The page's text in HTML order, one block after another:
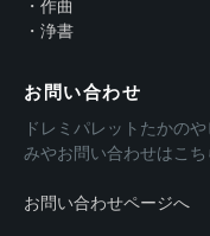
・作曲
・浄書
お問い合わせ
ドレミパレットたかの
みやお問い合わせはこち
お問い合わせページへ